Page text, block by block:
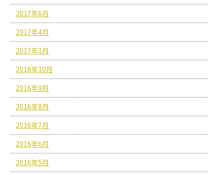
2017年6月
2017年4月
2017年1月
2016年10月
2016年9月
2016年8月
2016年7月
2016年6月
2016年5月